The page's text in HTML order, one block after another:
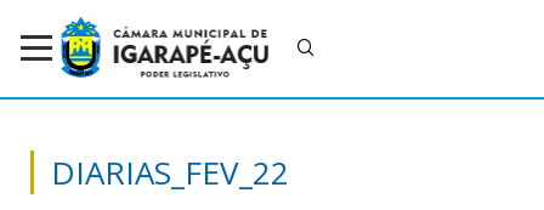
DIARIAS_FEV_22